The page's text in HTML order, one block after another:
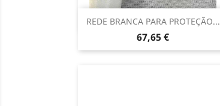
REDE BRANCA PARA PROTEÇÃO...
Preço
67,65 €
Vista rápida